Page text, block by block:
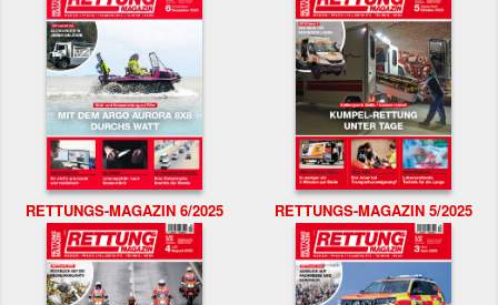
RETTUNGS-MAGAZIN 6/2025 RETTUNGS-MAGAZIN 5/2025